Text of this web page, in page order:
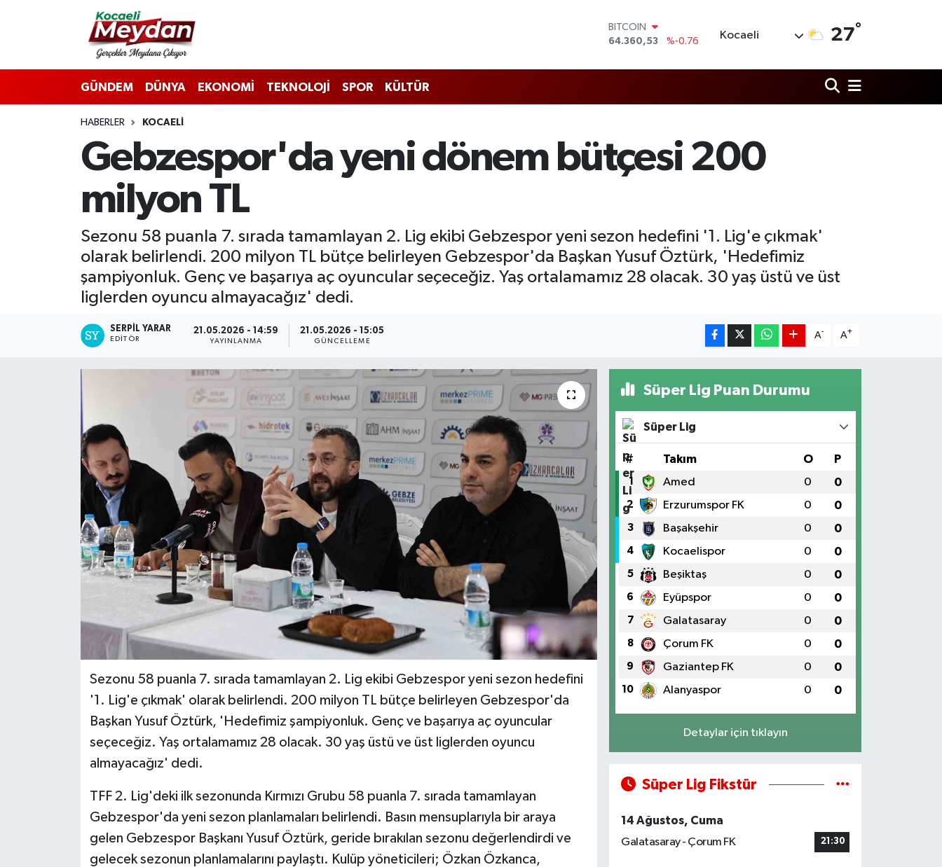
64.360,53
DOLAR
EURO
%2.12
BİST100
13.887
%64
Kocaeli 27°
GÜNDEM DÜNYA EKONOMİ TEKNOLOJİ SPOR KÜLTÜR
HABERLER KOCAELI
Gebzespor'da yeni dönem bütçesi 200
milyon TL
Sezonu 58 puanla 7. sırada tamamlayan 2. Lig ekibi Gebzespor yeni sezon hedefini '1. Lig'e çıkmak'
olarak belirlendi. 200 milyon TL bütçe belirleyen Gebzespor'da Başkan Yusuf Öztürk, 'Hedefimiz
şampiyonluk. Genç ve başarıya aç oyuncular seçeceğiz. Yaş ortalamamız 28 olacak. 30 yaş üstü ve üst
liglerden oyuncu almayacağız' dedi.
SERPİL YARAR
EDITÖR
21.05.2026 - 14:59
YAYINLANMA
21.05.2026 - 15:05
GÜNCELLEME
A- A+
Sezonu 58 puanla 7. sırada tamamlayan 2. Lig ekibi Gebzespor yeni sezon hedefini
'1. Lig'e çıkmak' olarak belirlendi. 200 milyon TL bütçe belirleyen Gebzespor'da
Başkan Yusuf Öztürk, 'Hedefimiz şampiyonluk. Genç ve başarıya aç oyuncular
seçeceğiz. Yaş ortalamamız 28 olacak. 30 yaş üstü ve üst liglerden oyuncu
almayacağız' dedi.
TFF 2. Lig'deki ilk sezonunda Kırmızı Grubu 58 puanla 7. sırada tamamlayan
Gebzespor'da yeni sezon planlamaları belirlendi. Basın mensuplarıyla bir araya
gelen Gebzespor Başkanı Yusuf Öztürk, geride bırakılan sezonu değerlendirdi ve
gelecek sezonun planlamalarını paylaştı. Kulüp yöneticileri; Özkan Özkanca,
Süper Lig Puan Durumu
Süper Lig
# Takım O P
1 Amed 0 0
2 Erzurumspor FK 0 0
3 Başakşehir 0 0
4 Kocaelispor 0 0
5 Beşiktaş 0 0
6 Eyüpspor 0 0
7 Galatasaray 0 0
8 Çorum FK 0 0
9 Gaziantep FK 0 0
10 Alanyaspor 0 0
Detaylar için tıklayın
Süper Lig Fikstür
14 Ağustos, Cuma
Galatasaray - Çorum FK
21:30
Nöbetçi Eczaneler
Hava Durumu
Trafik Durumu
Süper Lig Puan Durumu ve Fikstür
Tüm Manşetler
Son Dakika Haberleri